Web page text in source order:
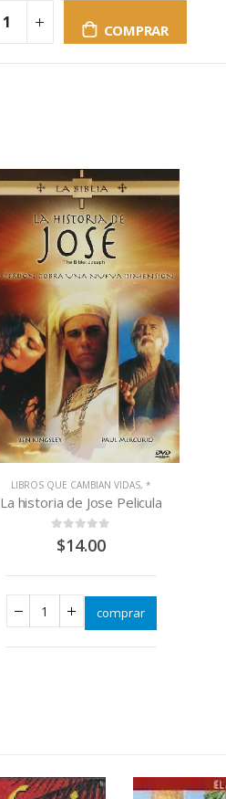
COMPRAR
LIBROS QUE CAMBIAN VIDAS, *
La historia de Jose Pelicula
out of 5
$14.00
comprar